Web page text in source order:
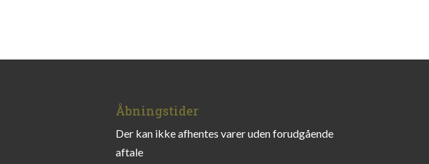
Åbningstider
Der kan ikke afhentes varer uden forudgående
aftale